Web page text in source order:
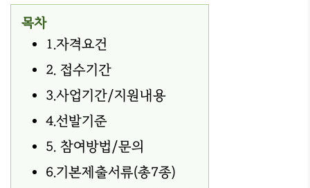
목차
1.자격요건
2. 접수기간
3.사업기간/지원내용
4.선발기준
5. 참여방법/문의
6.기본제출서류(총7종)